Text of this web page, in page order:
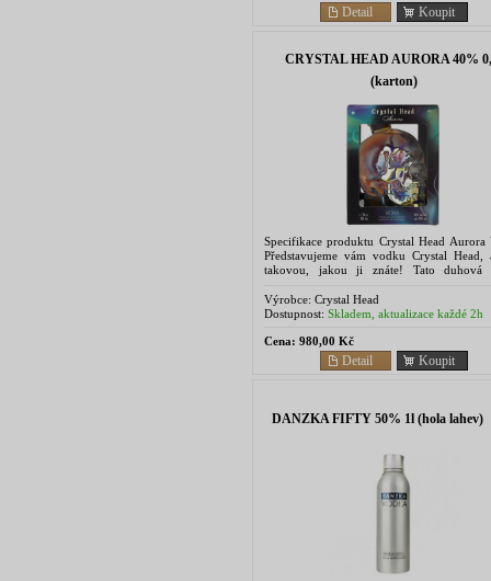
Koupit
Detail
CRYSTAL HEAD AURORA 40%
(karton)
Specifikace produktu Crystal Head Aurora
Představujeme vám vodku Crystal Head,
takovou, jakou ji znáte! Tato duhová
obsahuje vodku...
Výrobce: Crystal Head
Dostupnost: Skladem, aktualizace každé 2h
Cena: 980,00 Kč
Koupit
Detail
DANZKA FIFTY 50% 1l (hola lahev)